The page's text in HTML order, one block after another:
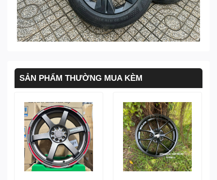
SẢN PHẨM THƯỜNG MUA KÈM